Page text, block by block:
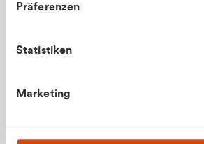
Präferenzen
Statistiken
Marketing